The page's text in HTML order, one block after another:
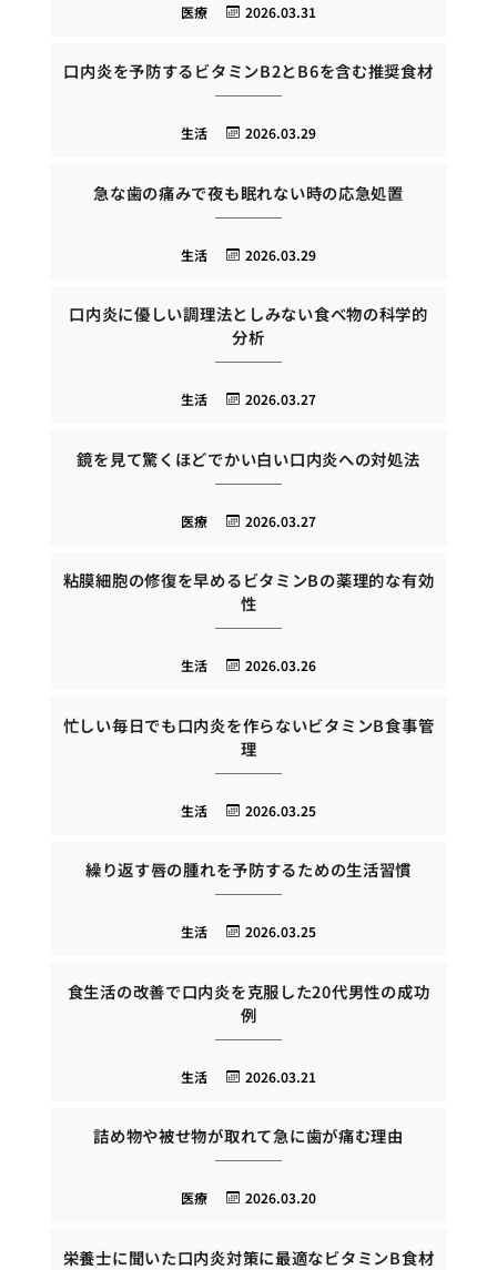
2026.03.31
医療
口内炎を予防するビタミンB2とB6を含む推奨食材
2026.03.29
生活
急な歯の痛みで夜も眠れない時の応急処置
2026.03.29
生活
口内炎に優しい調理法としみない食べ物の科学的
分析
2026.03.27
生活
鏡を見て驚くほどでかい白い口内炎への対処法
2026.03.27
医療
粘膜細胞の修復を早めるビタミンBの薬理的な有効
性
2026.03.26
生活
忙しい毎日でも口内炎を作らないビタミンB食事管
理
2026.03.25
生活
繰り返す唇の腫れを予防するための生活習慣
2026.03.25
生活
食生活の改善で口内炎を克服した20代男性の成功
例
2026.03.21
生活
詰め物や被せ物が取れて急に歯が痛む理由
2026.03.20
医療
栄養士に聞いた口内炎対策に最適なビタミンB食材